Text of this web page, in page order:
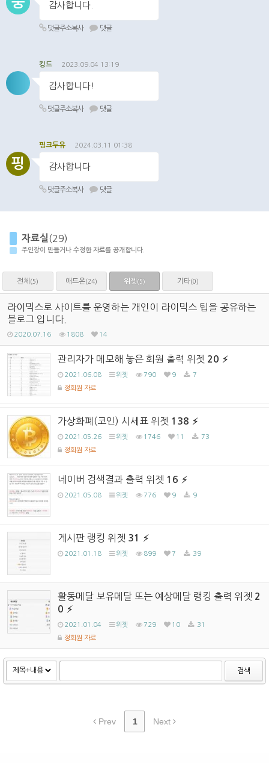
감사합니다.
댓글주소복사 댓글
킹드 2023.09.04 13:19
감사합니다!
댓글주소복사 댓글
핑
핑크두유 2024.03.11 01:38
감사합니다
댓글주소복사 댓글
자료실 (29)
주인장이 만들거나 수정한 자료를 공개합니다.
전체 (5) 애드온(24) 위젯 (5) 기타(0)
라이믹스로 사이트를 운영하는 개인이 라이믹스 팁을 공유하는
블로그 입니다.
2020.07.16 1808 14
관리자가 메모해 놓은 회원 출력 위젯 20
2021.06.08 위젯 790 9
7
정회원 자료
가상화폐(코인) 시세표 위젯 138
2021.05.26 위젯 1746 11
73
정회원 자료
네이버 검색결과 출력 위젯 16
2021.05.08 위젯 776 9 9
게시판 랭킹 위젯 31
2021.01.18 위젯 899 7 39
활동메달 보유메달 또는 예상메달 랭킹 출력 위젯 2
0
2021.01.04 위젯 729 10
31
정회원 자료
검색
Prev 1 Next